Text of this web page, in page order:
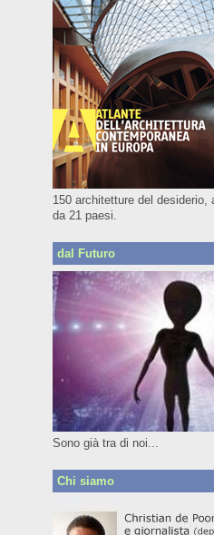
150 architetture del
da 21 paesi.
dal Futuro
Sono già tra di noi...
Chi siamo